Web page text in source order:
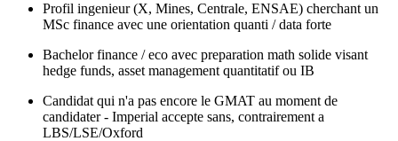
Profil ingenieur (X, Mines, Centrale, ENSAE) cherchant un
MSc finance avec une orientation quanti / data forte
Bachelor finance / eco avec preparation math solide visant
hedge funds, asset management quantitatif ou IB
Candidat qui n'a pas encore le GMAT au moment de
candidater - Imperial accepte sans, contrairement a
LBS/LSE/Oxford